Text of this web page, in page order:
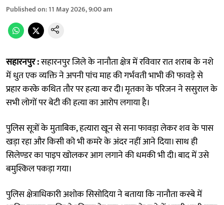
Published on:11 May 2026, 9:00 am
सहारनपुर :सहारनपुर जिले के नानौता क्षेत्र में रविवार रात शराब के नशे
में धुत एक व्यक्ति ने अपनी पांच माह की गर्भवती भाभी की फावड़े से
प्रहार करके कथित तौर पर हत्या कर दी। मृतका के परिजन ने ससुराल के
सभी लोगों पर बेटी की हत्या का आरोप लगाया है।
पुलिस सूत्रों के मुताबिक, हत्यारा खून से सना फावड़ा लेकर शव के पास
खड़ा रहा और किसी को भी कमरे के अंदर नहीं आने दिया। साथ ही
सिलेण्डर का पाइप खोलकर आग लगाने की धमकी भी दी। बाद में उसे
बमुश्किल पकड़ा गया।
पुलिस क्षेत्राधिकारी अशोक सिसोदिया ने बताया कि नानौता कस्बे में